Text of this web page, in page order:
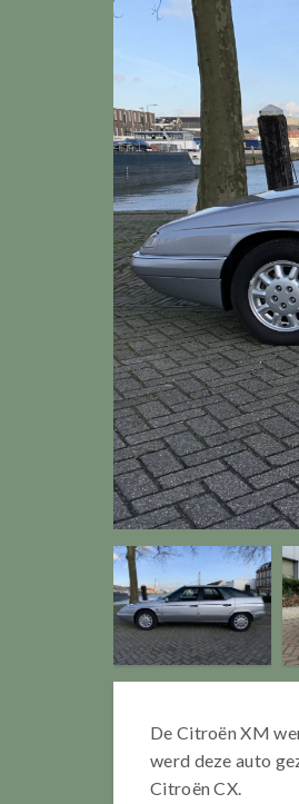
De Citroën XM
werd deze auto
Citroën CX.